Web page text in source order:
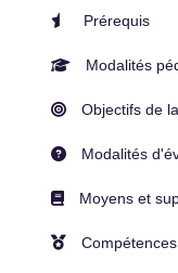
Prérequis
Modalités
Objectifs de
Modalités
Moyens et